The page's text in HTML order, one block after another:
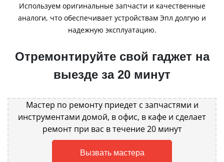
Используем оригинальные запчасти и качественные
аналоги, что обеспечивает устройствам Эпл долгую и
надежную эксплуатацию.
Отремонтируйте свой гаджет на
выезде за 20 минут
Мастер по ремонту приедет с запчастями и
инструментами домой, в офис, в кафе и сделает
ремонт при вас в течение 20 минут
Вызвать мастера